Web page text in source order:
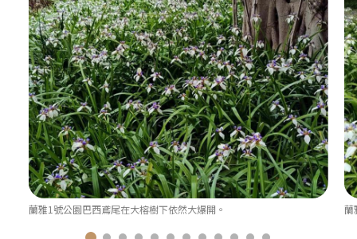
蘭雅1號公園巴西鳶尾在大榕樹下依然大爆開。 蘭